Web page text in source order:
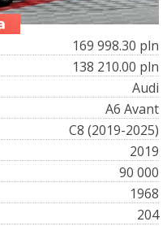
169 998.30 pln
138 210.00 pln
Audi
A6 Avant
C8 (2019-2025)
2019
90 000
1968
204